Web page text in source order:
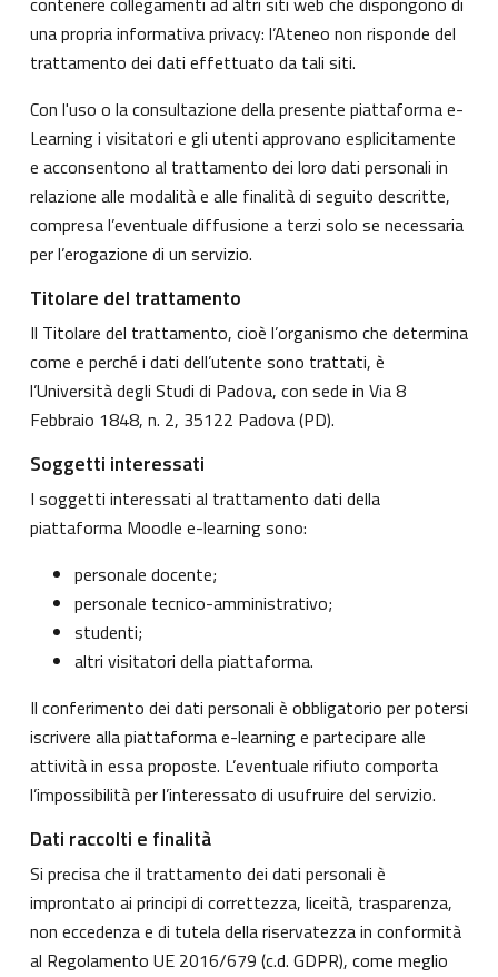
una propria informativa privacy: l’Ateneo non risponde del
trattamento dei dati effettuato da tali siti.
Con l'uso o la consultazione della presente piattaforma e-
Learning i visitatori e gli utenti approvano esplicitamente
e acconsentono al trattamento dei loro dati personali in
relazione alle modalità e alle finalità di seguito descritte,
compresa l’eventuale diffusione a terzi solo se necessaria
per l’erogazione di un servizio.
Titolare del trattamento
Il Titolare del trattamento, cioè l’organismo che determina
come e perché i dati dell’utente sono trattati, è
l’Università degli Studi di Padova, con sede in Via 8
Febbraio 1848, n. 2, 35122 Padova (PD).
Soggetti interessati
I soggetti interessati al trattamento dati della
piattaforma Moodle e-learning sono:
personale docente;
personale tecnico-amministrativo;
studenti;
altri visitatori della piattaforma.
Il conferimento dei dati personali è obbligatorio per potersi
iscrivere alla piattaforma e-learning e partecipare alle
attività in essa proposte. L’eventuale rifiuto comporta
l’impossibilità per l’interessato di usufruire del servizio.
Dati raccolti e finalità
Si precisa che il trattamento dei dati personali è
improntato ai principi di correttezza, liceità, trasparenza,
non eccedenza e di tutela della riservatezza in conformità
al Regolamento UE 2016/679 (c.d. GDPR), come meglio